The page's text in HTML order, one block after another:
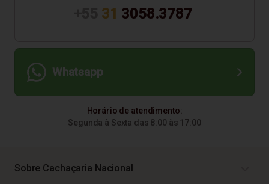
31 3058.3787
Whatsapp
Horário de atendimento:
Segunda à Sexta das 8:00 às 17:00
Sobre Cachaçaria Nacional